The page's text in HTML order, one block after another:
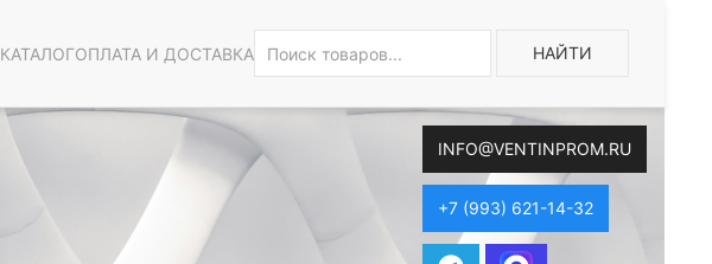
КАТАЛОГОПЛАТА И ДОСТАВКА НАЙТИ
INFO@VENTINPROM.RU
+7 (993) 621-14-32